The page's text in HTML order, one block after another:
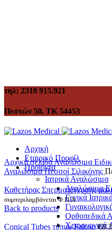
τηλ: 2310 915.921
Πεστών 50, ΤΚ 54453
Αρχική
Εταιρικό Προφίλ
Προϊόντα
Ιατρικά Αναλώσιμα
Αναλώσιμα
Γενικά
Ορθοπεδικά
Χειρουργικά
Αρχική σελίδαΑναλώσιμα
ΑναλώσιμαΠεσσοί Σιλικόνης
Καθετήρας Σπερματέγχυσης
συμπεριλαμβάνεται Φ.Π.Α
Back to products
Conical Tubes τύπου Falcon€